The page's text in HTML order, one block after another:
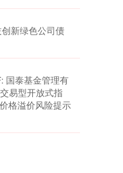
新绿色公司债
国泰基金管理有
易型开放式指
格溢价风险提示